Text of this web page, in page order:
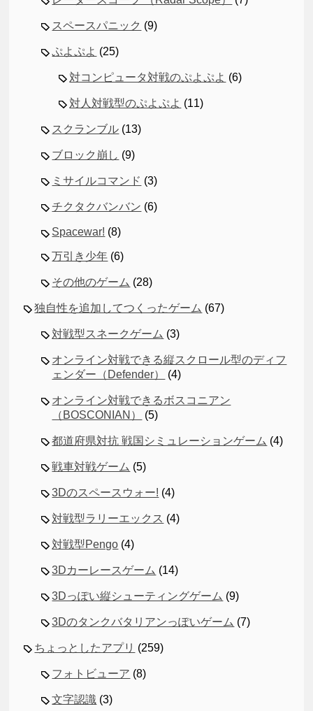
スペースパニック (9)
ぷよぷよ (25)
対コンピュータ対戦のぷよぷよ (6)
対人対戦型のぷよぷよ (11)
スクランブル (13)
ブロック崩し (9)
ミサイルコマンド (3)
チクタクバンバン (6)
Spacewar! (8)
万引き少年 (6)
その他のゲーム (28)
独自性を追加してつくったゲーム (67)
対戦型スネークゲーム (3)
オンライン対戦できる縦スクロール型のディフ
ェンダー（Defender）
(4)
オンライン対戦できるボスコニアン
（BOSCONIAN）
(5)
都道府県対抗 戦国シミュレーションゲーム (4)
戦車対戦ゲーム (5)
3Dのスペースウォー! (4)
対戦型ラリーエックス (4)
対戦型Pengo (4)
3Dカーレースゲーム (14)
3Dっぽい縦シューティングゲーム (9)
3Dのタンクバタリアンっぽいゲーム (7)
ちょっとしたアプリ (259)
フォトビューア (8)
文字認識 (3)